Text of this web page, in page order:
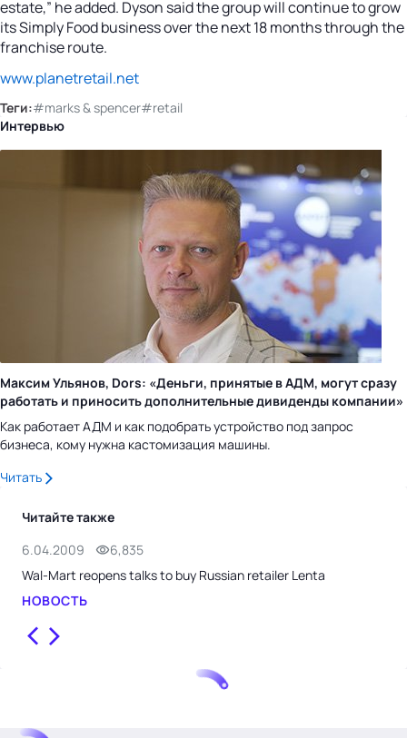
estate,” he added. Dyson said the group will continue to grow
its Simply Food business over the next 18 months through the
franchise route.
www.planetretail.net
Теги:#marks & spencer#retail
Интервью
Максим Ульянов, Dors: «Деньги, принятые в АДМ, могут сразу
работать и приносить дополнительные дивиденды компании»
Как работает АДМ и как подобрать устройство под запрос
бизнеса, кому нужна кастомизация машины.
Читать
Читайте также
6.04.2009
6,835
Wal-Mart reopens talks to buy Russian retailer Lenta
НОВОСТЬ